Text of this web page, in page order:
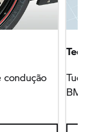
condução
Tudo
BMW.